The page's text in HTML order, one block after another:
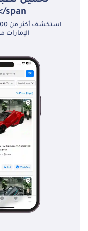
الإماراتية والتأشيرة 5
كشف حساب بنكي
شخصي لآخر 3 أشهر
للشركة لآخر 3 أشهر
الشركات: 1 رخصة
التأسيس 3 نسخ من
جوازات سفر جميع
خيارات حجز السيارة:
للبدء، نطلب دفعة
مقدمة قدرها 5000
درهم إماراتي عبر: 1
الإمارات من أكثر